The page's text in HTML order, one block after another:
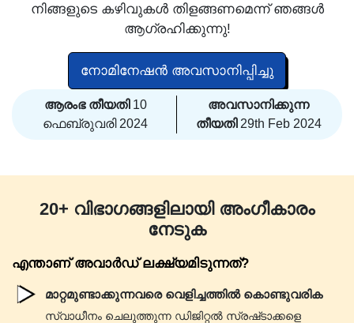
നിങ്ങളുടെ കഴിവുകൾ തിളങ്ങണമെന്ന് ഞങ്ങൾ
ആഗ്രഹിക്കുന്നു!
നോമിനേഷൻ അവസാനിപ്പിച്ചു
ആരംഭ തീയതി 10
ഫെബ്രുവരി 2024
അവസാനിക്കുന്ന
തീയതി 29th Feb 2024
20+ വിഭാഗങ്ങളിലായി അംഗീകാരം
നേടുക
എന്താണ് അവാർഡ് ലക്ഷ്യമിടുന്നത്?
മാറ്റമുണ്ടാക്കുന്നവരെ വെളിച്ചത്തിൽ കൊണ്ടുവരിക
സ്വാധീനം ചെലുത്തുന്ന ഡിജിറ്റൽ സ്രഷ്‌ടാക്കളെ